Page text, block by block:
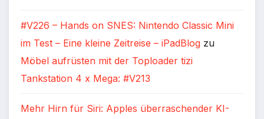
#V226 – Hands on SNES: Nintendo Classic Mini
im Test – Eine kleine Zeitreise – iPadBlog zu
Möbel aufrüsten mit der Toploader tizi
Tankstation 4 x Mega: #V213
Mehr Hirn für Siri: Apples überraschender KI-